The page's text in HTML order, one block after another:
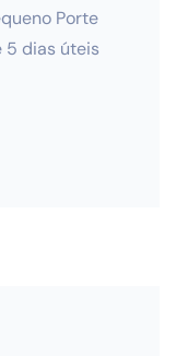
Porte
5 dias úteis